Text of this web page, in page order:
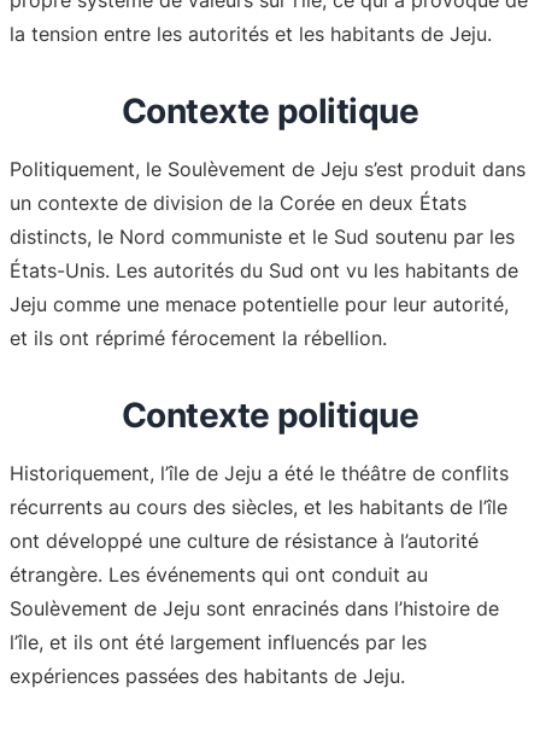
la tension entre les autorités et les habitants de Jeju.
Contexte politique
Politiquement, le Soulèvement de Jeju s’est produit dans
un contexte de division de la Corée en deux États
distincts, le Nord communiste et le Sud soutenu par les
États-Unis. Les autorités du Sud ont vu les habitants de
Jeju comme une menace potentielle pour leur autorité,
et ils ont réprimé férocement la rébellion.
Contexte politique
Historiquement, l’île de Jeju a été le théâtre de conflits
récurrents au cours des siècles, et les habitants de l’île
ont développé une culture de résistance à l’autorité
étrangère. Les événements qui ont conduit au
Soulèvement de Jeju sont enracinés dans l’histoire de
l’île, et ils ont été largement influencés par les
expériences passées des habitants de Jeju.